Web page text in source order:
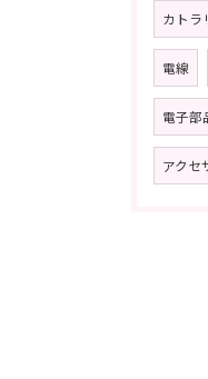
カトラ
電線
電子部
アクセ